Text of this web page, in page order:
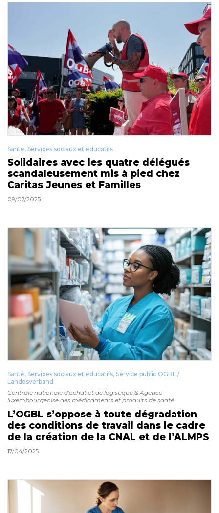
Santé, Services sociaux et éducatifs
Solidaires avec les quatre délégués
scandaleusement mis à pied chez
Caritas Jeunes et Familles
09/07/2025
Santé, Services sociaux et éducatifs, Service public OGBL /
Landesverband
Centrale nationale d'achat et de logistique & Agence
luxembourgeoise des médicaments et produits de santé
L’OGBL s’oppose à toute dégradation
des conditions de travail dans le cadre
de la création de la CNAL et de l’ALMPS
17/04/2025